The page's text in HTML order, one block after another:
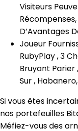
Visiteurs
D’Avantages
Joueur
RubyPlay , 3
Bruyant Parier
Sur ,
Si vous êtes
nos portefeuilles
Méfiez-vous des